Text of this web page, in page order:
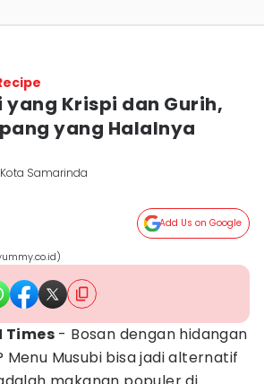
yang Krispi dan Gurih,
yang Halalnya
Kota Samarinda
Add Us on Google
Times - Bosan dengan hidangan
Musubi bisa jadi alternatif